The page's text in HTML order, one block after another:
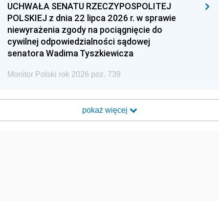
UCHWAŁA SENATU RZECZYPOSPOLITEJ
POLSKIEJ z dnia 22 lipca 2026 r. w sprawie
niewyrażenia zgody na pociągnięcie do
cywilnej odpowiedzialności sądowej
senatora Wadima Tyszkiewicza
Monitor Polski rok 2026 poz. 739
pokaż więcej